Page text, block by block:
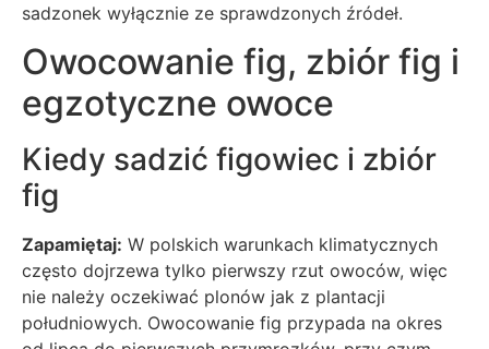
sadzonek wyłącznie ze sprawdzonych źródeł.
Owocowanie fig, zbiór fig i
egzotyczne owoce
Kiedy sadzić figowiec i zbiór
fig
Zapamiętaj: W polskich warunkach klimatycznych
często dojrzewa tylko pierwszy rzut owoców, więc
nie należy oczekiwać plonów jak z plantacji
południowych. Owocowanie fig przypada na okres